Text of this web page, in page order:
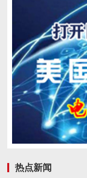
热点新闻